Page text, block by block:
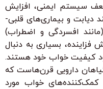
سیستم ایمنی، افزایش
دیابت و بیماری‌های قلبی-
افسردگی و اضطراب)
فزاینده، بسیاری به دنبال
کیفیت خواب خود هستند.
دارویی قرن‌هاست که
خواب مورد